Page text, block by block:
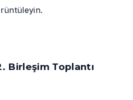
Birleşim Toplantı